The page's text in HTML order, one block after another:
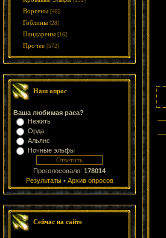
Воргены [48]
Гоблины [28]
Пандарены [16]
Прочее [572]
Наш опрос
Ваша любимая раса?
Нежить
Орда
Альянс
Ночные эльфы
Проголосовало: 178014
Результаты• Архив опросов
Сейчас на сайте